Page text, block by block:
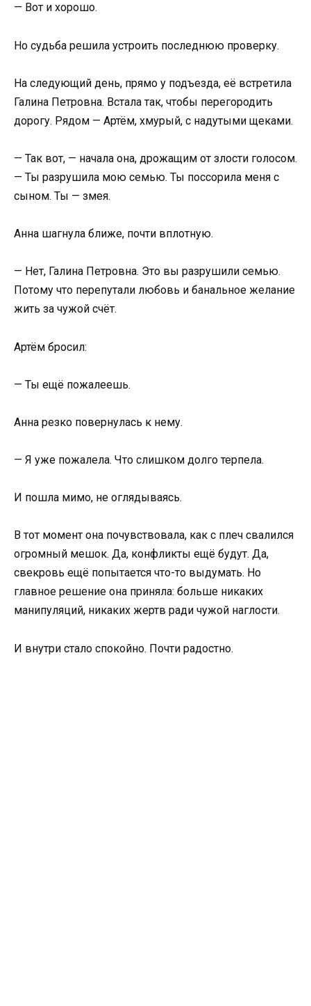
— Вот и хорошо.
Но судьба решила устроить последнюю проверку.
На следующий день, прямо у подъезда, её встретила
Галина Петровна. Встала так, чтобы перегородить
дорогу. Рядом — Артём, хмурый, с надутыми щеками.
— Так вот, — начала она, дрожащим от злости голосом.
— Ты разрушила мою семью. Ты поссорила меня с
сыном. Ты — змея.
Анна шагнула ближе, почти вплотную.
— Нет, Галина Петровна. Это вы разрушили семью.
Потому что перепутали любовь и банальное желание
жить за чужой счёт.
Артём бросил:
— Ты ещё пожалеешь.
Анна резко повернулась к нему.
— Я уже пожалела. Что слишком долго терпела.
И пошла мимо, не оглядываясь.
В тот момент она почувствовала, как с плеч свалился
огромный мешок. Да, конфликты ещё будут. Да,
свекровь ещё попытается что-то выдумать. Но
главное решение она приняла: больше никаких
манипуляций, никаких жертв ради чужой наглости.
И внутри стало спокойно. Почти радостно.